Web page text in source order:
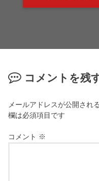
コメントを残
メールアドレスが公開され
欄は必須項目です
コメント ※